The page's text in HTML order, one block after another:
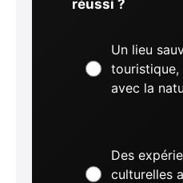
réussi ?
Un lieu
touristique,
avec la
Des
culturelles